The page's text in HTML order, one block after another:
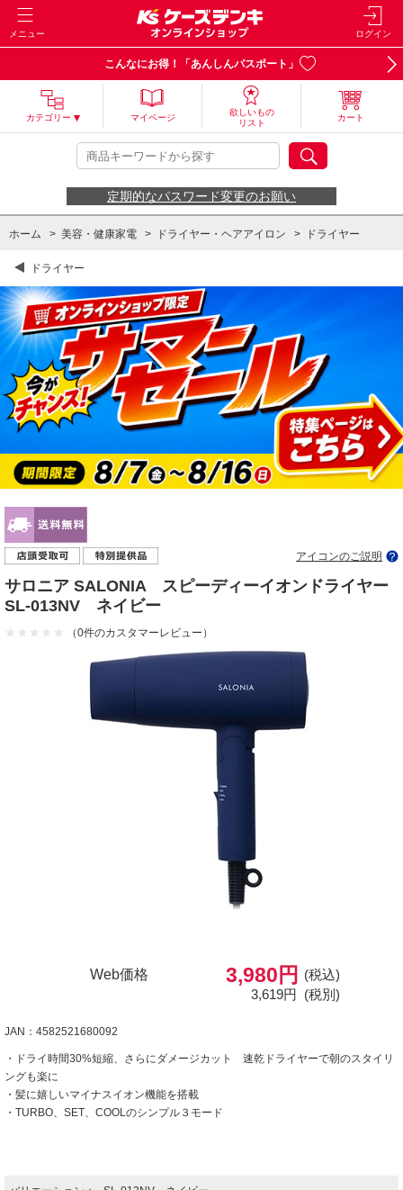
メニュー ログイン
こんなにお得！「あんしんパスポート」
カテゴリー マイページ
欲しいもの
リスト
カート
定期的なパスワード変更のお願い
ホーム > 美容・健康家電 > ドライヤー・ヘアアイロン > ドライヤー
ドライヤー
アイコンのご説明
サロニア SALONIA スピーディーイオンドライヤー
SL-013NV ネイビー
（0件のカスタマーレビュー）
Web価格 3,980円
(税込)
3,619円 (税別)
JAN：4582521680092
・ドライ時間30%短縮、さらにダメージカット 速乾ドライヤーで朝のスタイリ
ングも楽に
・髪に嬉しいマイナスイオン機能を搭載
・TURBO、SET、COOLのシンプル３モード